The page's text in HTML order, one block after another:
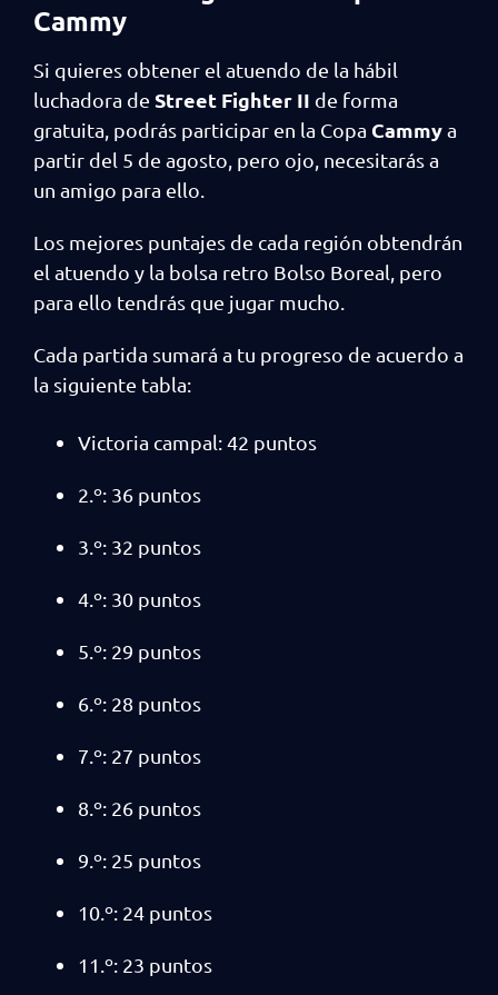
Cammy
Si quieres obtener el atuendo de la hábil
luchadora de Street Fighter II de forma
gratuita, podrás participar en la Copa Cammya
partir del 5 de agosto, pero ojo, necesitarás a
un amigo para ello.
Los mejores puntajes de cada región obtendrán
el atuendo y la bolsa retro Bolso Boreal, pero
para ello tendrás que jugar mucho.
Cada partida sumará a tu progreso de acuerdo a
la siguiente tabla:
Victoria campal: 42 puntos
2.º: 36 puntos
3.º: 32 puntos
4.º: 30 puntos
5.º: 29 puntos
6.º: 28 puntos
7.º: 27 puntos
8.º: 26 puntos
9.º: 25 puntos
10.º: 24 puntos
11.º: 23 puntos